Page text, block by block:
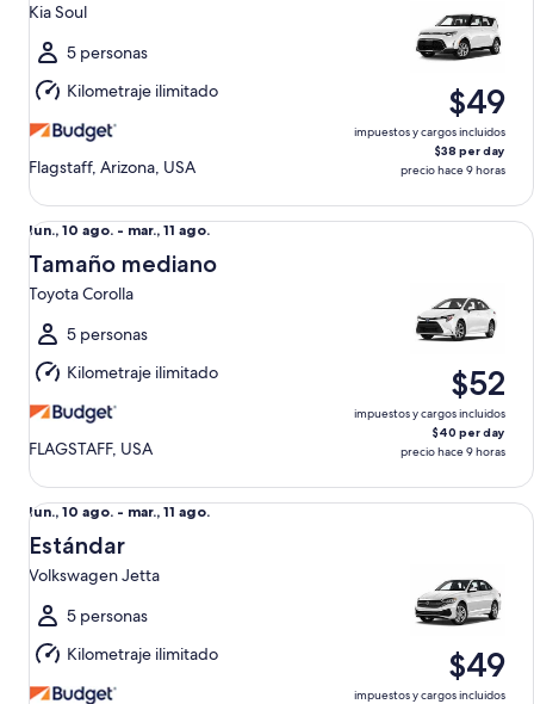
ago.
al
mar.,
11
ago.
Kia Soul
5 personas
Kilometraje ilimitado
Flagstaff, Arizona, USA
$49
impuestos y cargos incluidos
$38 per day
precio hace 9 horas
Del
lun.,
10
ago.
al
mar.,
11
ago.
lun., 10 ago. - mar., 11 ago.
Tamaño mediano
Toyota Corolla
5 personas
Kilometraje ilimitado
FLAGSTAFF, USA
$52
impuestos y cargos incluidos
$40 per day
precio hace 9 horas
Tamaño mediano Toyota Corolla
Del
lun.,
10
ago.
al
mar.,
11
ago.
lun., 10 ago. - mar., 11 ago.
Estándar
Volkswagen Jetta
5 personas
Kilometraje ilimitado
$49
impuestos y cargos incluidos
Estándar Volkswagen Jetta